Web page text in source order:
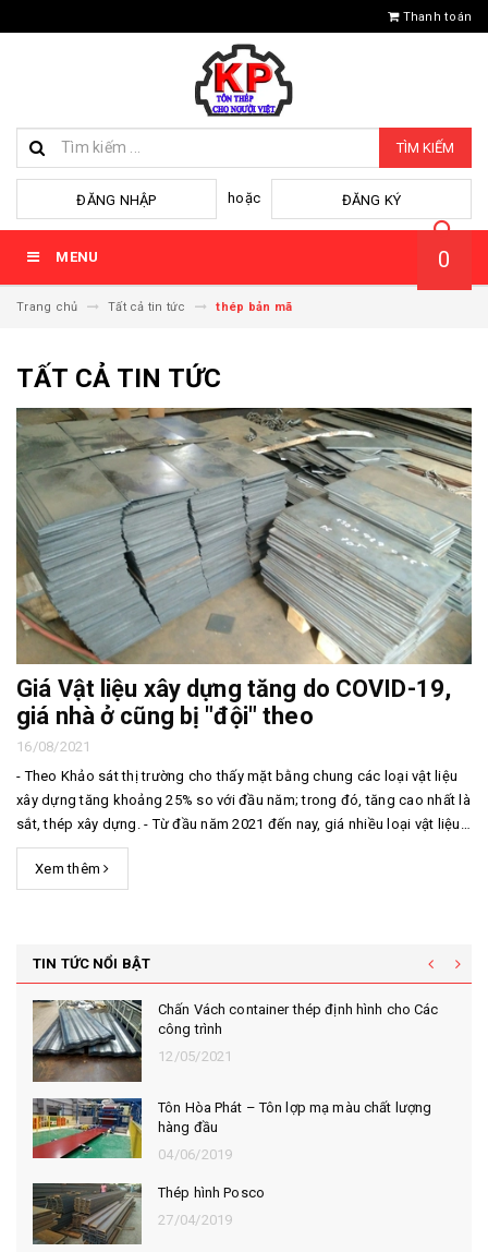
Thanh toán
TÌM KIẾM
ĐĂNG NHẬP hoặc ĐĂNG KÝ
MENU 0
Trang chủ Tất cả tin tức thép bản mã
TẤT CẢ TIN TỨC
Giá Vật liệu xây dựng tăng do COVID-19,
giá nhà ở cũng bị "đội" theo
16/08/2021
- Theo Khảo sát thị trường cho thấy mặt bằng chung các loại vật liệu
xây dựng tăng khoảng 25% so với đầu năm; trong đó, tăng cao nhất là
sắt, thép xây dựng. - Từ đầu năm 2021 đến nay, giá nhiều loại vật liệu
xây dựng tăng cao do ảnh hưởng dịch COVID-19, đặc biệt là giá thép
đã khiến nhiều ch...
Xem thêm
TIN TỨC NỔI BẬT
Chấn Vách container thép định hình cho Các
công trình
12/05/2021
Tôn Hòa Phát – Tôn lợp mạ màu chất lượng
hàng đầu
04/06/2019
Thép hình Posco
27/04/2019